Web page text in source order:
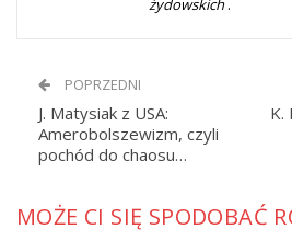
żydowskich.
POPRZEDNI
J. Matysiak z USA:
Amerobolszewizm, czyli
pochód do chaosu…
K.
MOŻE CI SIĘ SPODOBAĆ